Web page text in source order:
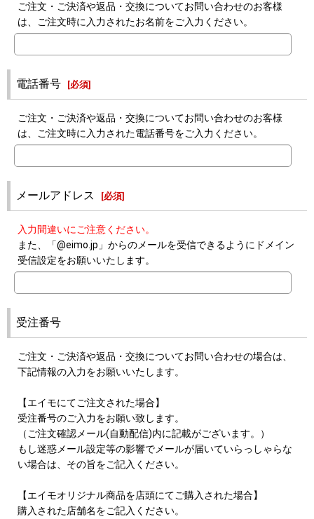
ご注文・ご決済や返品・交換についてお問い合わせのお客様
は、ご注文時に入力されたお名前をご入力ください。
電話番号 [必須]
ご注文・ご決済や返品・交換についてお問い合わせのお客様
は、ご注文時に入力された電話番号をご入力ください。
メールアドレス [必須]
入力間違いにご注意ください。
また、「@eimo.jp」からのメールを受信できるようにドメイン
受信設定をお願いいたします。
受注番号
ご注文・ご決済や返品・交換についてお問い合わせの場合は、
下記情報の入力をお願いいたします。
【エイモにてご注文された場合】
受注番号のご入力をお願い致します。
（ご注文確認メール(自動配信)内に記載がございます。）
もし迷惑メール設定等の影響でメールが届いていらっしゃらな
い場合は、その旨をご記入ください。
【エイモオリジナル商品を店頭にてご購入された場合】
購入された店舗名をご記入ください。